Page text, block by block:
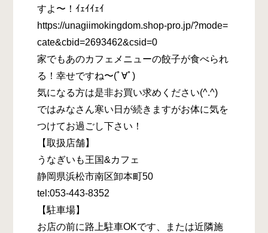
すよ〜！ｲｪｲｲｪｲ
https://unagiimokingdom.shop-pro.jp/?mode=
cate&cbid=2693462&csid=0
家でもあのカフェメニューの餃子が食べられ
る！幸せですね〜(ﾟ∀ﾟ)
気になる方は是非お買い求めください(^.^)
ではみなさん寒い日が続きますがお体に気を
つけてお過ごし下さい！
【取扱店舗】
うなぎいも王国&カフェ
静岡県浜松市南区卸本町50
tel:053-443-8352
【駐車場】
お店の前に路上駐車OKです、または近隣施